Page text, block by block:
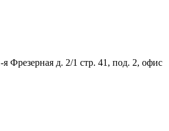
Фрезерная д. 2/1 стр. 41, под. 2, офис